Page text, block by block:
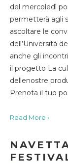
del mercoledì
permetterà agli
ascoltare le
dell’Università
anche gli
il progetto La
dellenostre
Prenota il tuo
Read More ›